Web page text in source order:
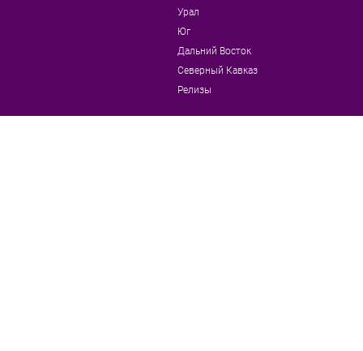
Урал
Юг
Дальний Восток
Северный Кавказ
Релизы